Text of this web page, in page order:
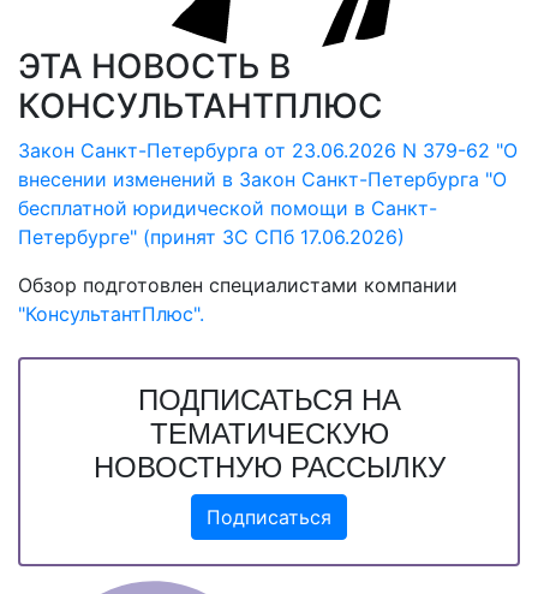
ЭТА НОВОСТЬ В
КОНСУЛЬТАНТПЛЮС
Закон Санкт-Петербурга от 23.06.2026 N 379-62 "О
внесении изменений в Закон Санкт-Петербурга "О
бесплатной юридической помощи в Санкт-
Петербурге" (принят ЗС СПб 17.06.2026)
Обзор подготовлен специалистами компании
"КонсультантПлюс".
ПОДПИСАТЬСЯ НА
ТЕМАТИЧЕСКУЮ
НОВОСТНУЮ РАССЫЛКУ
Подписаться